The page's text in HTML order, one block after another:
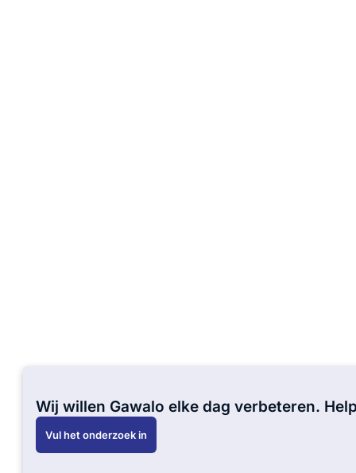
Wij willen Gawalo elke dag verbeteren.
Vul het onderzoek in